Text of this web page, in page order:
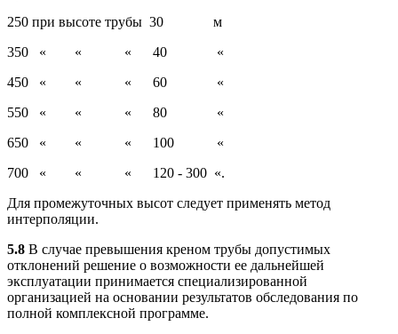
250 при высоте трубы 30 м
350 « « « 40 «
450 « « « 60 «
550 « « « 80 «
650 « « « 100 «
700 « « « 120 - 300 «.
Для промежуточных высот следует применять метод
интерполяции.
5.8 В случае превышения креном трубы допустимых
отклонений решение о возможности ее дальнейшей
эксплуатации принимается специализированной
организацией на основании результатов обследования по
полной комплексной программе.